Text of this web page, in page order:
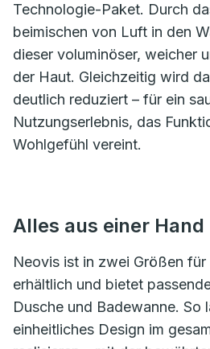
Technologie-Paket. Durch
beimischen von Luft in den
dieser voluminöser, weicher
der Haut. Gleichzeitig wird
deutlich reduziert – für ein
Nutzungserlebnis, das
Wohlgefühl vereint.
Alles aus einer Hand
Neovis ist in zwei Größen
erhältlich und bietet
Dusche und Badewanne. So
einheitliches Design im